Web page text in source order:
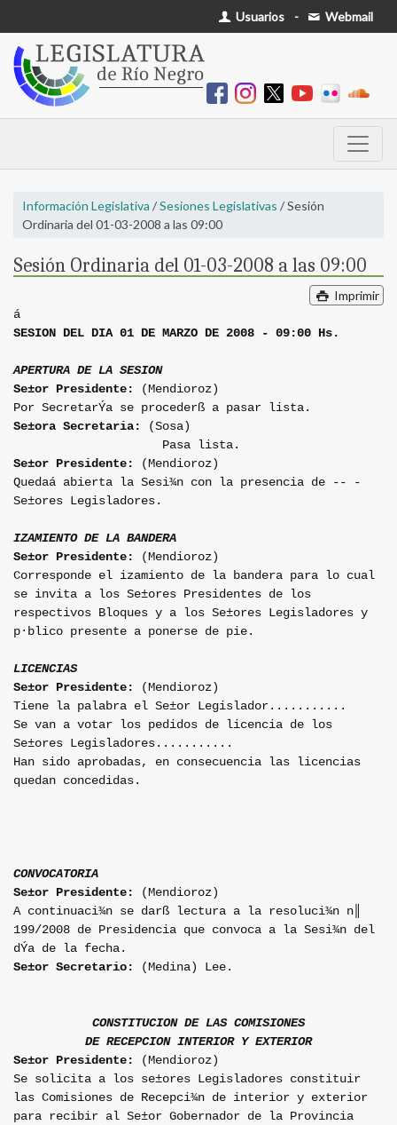
Usuarios - Webmail
Información Legislativa /Sesiones Legislativas / Sesión
Ordinaria del 01-03-2008 a las 09:00
Sesión Ordinaria del 01-03-2008 a las 09:00
Imprimir
á
SESION DEL DIA 01 DE MARZO DE 2008 - 09:00 Hs.
APERTURA DE LA SESION
Se±or Presidente:
(Mendioroz)
Por SecretarÝa se procederß a pasar lista.
Se±ora Secretaria:
(Sosa)
Pasa lista.
Se±or Presidente:
(Mendioroz)
Quedaá abierta la Sesi¾n con la presencia de -- -
Se±ores Legisladores.
IZAMIENTO DE LA BANDERA
Se±or Presidente:
(Mendioroz)
Corresponde el izamiento de la bandera para lo cual
se invita a los Se±ores Presidentes de los
respectivos Bloques y a los Se±ores Legisladores y
p·blico presente a ponerse de pie.
LICENCIAS
Se±or Presidente:
(Mendioroz)
Tiene la palabra el Se±or Legislador...........
Se van a votar los pedidos de licencia de los
Se±ores Legisladores...........
Han sido aprobadas, en consecuencia las licencias
quedan concedidas.
CONVOCATORIA
Se±or Presidente:
(Mendioroz)
A continuaci¾n se darß lectura a la resoluci¾n n║
199/2008 de Presidencia que convoca a la Sesi¾n del
dÝa de la fecha.
Se±or Secretario:
(Medina) Lee.
CONSTITUCION DE LAS COMISIONES
DE RECEPCION INTERIOR Y EXTERIOR
Se±or Presidente:
(Mendioroz)
Se solicita a los se±ores Legisladores constituir
las Comisiones de Recepci¾n de interior y exterior
para recibir al Se±or Gobernador de la Provincia